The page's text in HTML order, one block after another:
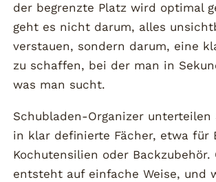
der begrenzte Platz wird optimal
geht es nicht darum, alles
verstauen, sondern darum, eine
zu schaffen, bei der man in
was man sucht.
Schubladen-Organizer unterteilen
in klar definierte Fächer, etwa für
Kochutensilien oder Backzubehör.
entsteht auf einfache Weise, und